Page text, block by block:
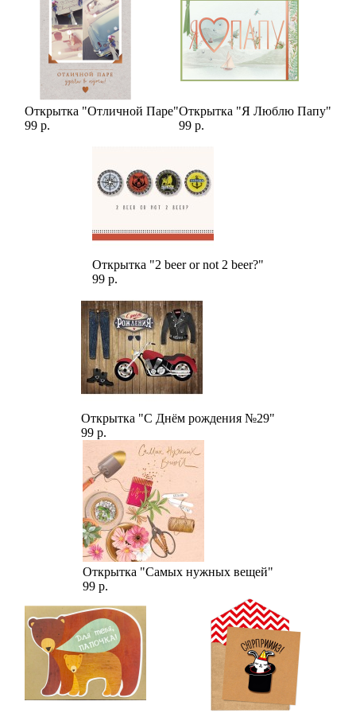
Эта композиция станет прекрасным выбором для выражения
искренних чувств и заботы. Белые розы традиционно
символизируют чистоту и верность, а синяя орхидея
олицетворяет редкость и изысканность. Вместе они создают
гармоничный союз, который подчеркнет вашу
индивидуальность и внимание к деталям.
Открытка "Отличной Паре"
99 р.
Открытка "Я Люблю Папу"
99 р.
Открытка "2 beer or not 2 beer?"
99 р.
Открытка "С Днём рождения №29"
99 р.
Открытка "Самых нужных вещей"
99 р.